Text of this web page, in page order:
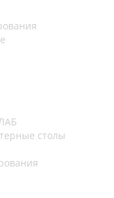
столы